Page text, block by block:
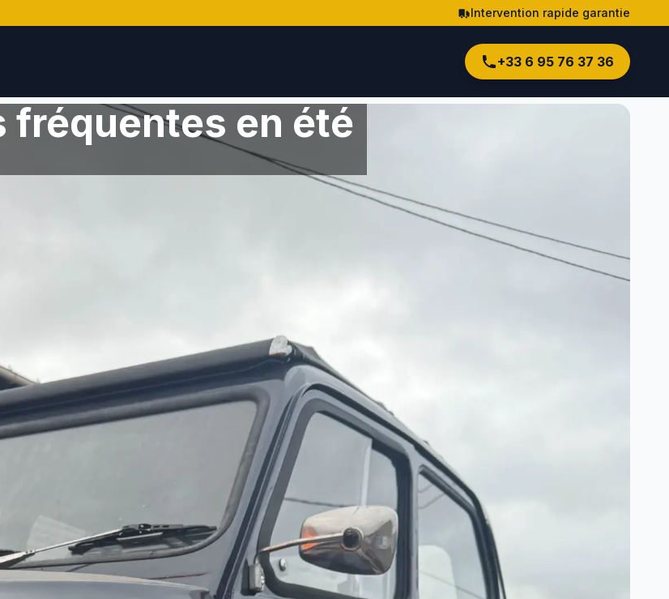
Intervention rapide garantie
+33 6 95 76 37 36
fréquentes en été